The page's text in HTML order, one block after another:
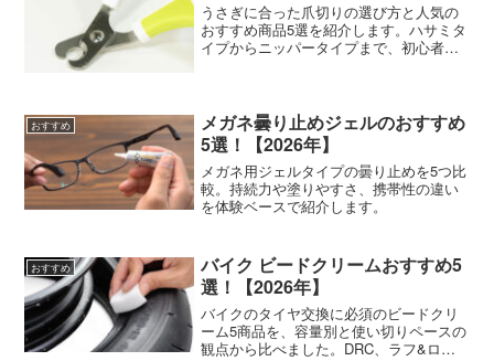
うさぎに合った爪切りの選び方と人気の
おすすめ商品5選を紹介します。ハサミタ
イプからニッパータイプまで、初心者に
おすすめ
メガネ曇り止めジェルのおすすめ
5選！【2026年】
メガネ用ジェルタイプの曇り止めを5つ比
較。持続力や塗りやすさ、携帯性の違い
を体験ベースで紹介します。
おすすめ
バイク ビードクリームおすすめ5
選！【2026年】
バイクのタイヤ交換に必須のビードクリ
ーム5商品を、容量別と使い切りペースの
観点から比べました。DRC、ラフ&ロー